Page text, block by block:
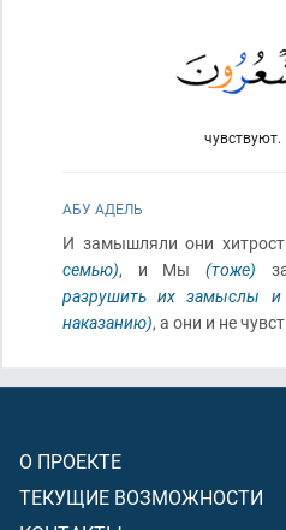
чувствуют.
АБУ АДЕЛЬ
И замышляли они
семью), и Мы (тоже)
разрушить их замыслы и
наказанию), а они и не
О ПРОЕКТЕ
ТЕКУЩИЕ ВОЗМОЖНОСТИ